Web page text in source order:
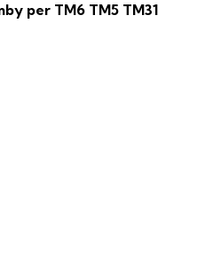
per TM6 TM5 TM31